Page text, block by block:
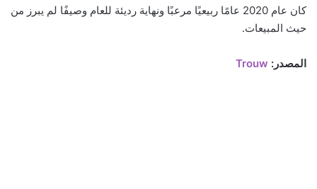
كان عام 2020 عامًا ربيعيًا مرعبًا ونهاية رديئة للعام وصيفًا لم يبرز من
حيث المبيعات.
المصدر: Trouw